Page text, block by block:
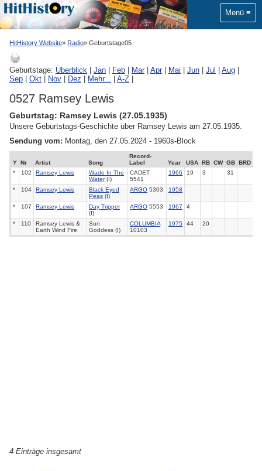
Menü
HitHistory Website Radio Geburtstage05
Geburtstage: Überblick Jan Feb Mar| Apr| Mai Jun Jul Aug
Sep
Okt Nov Dez Mehr... A-Z
0527 Ramsey Lewis
Geburtstag: Ramsey Lewis (27.05.1935)
Unsere Geburtstags-Geschichte über Ramsey Lewis am 27.05.1935.
Sendung vom: Montag, den 27.05.2024 - 1960s-Block
Y Nr Artist Song
Record-
Label
Year USA RB CW GB
BRD
*
102 Ramsey Lewis
Wade In The
Water(I)
CADET
5541
1966 19 3 31
* 104 Ramsey Lewis
Black Eyed
Peas (I)
ARGO 5303 1958
* 107 Ramsey Lewis
Day Tripper
(I)
ARGO 5553 1967 4
* 110
Ramsey Lewis &
Earth Wind Fire
Sun
Goddess (I)
COLUMBIA
10103
1975 44 20
4 Einträge insgesamt